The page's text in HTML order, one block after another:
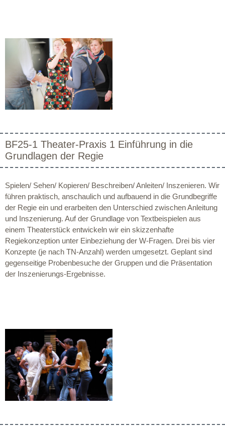
BF25-1 Theater-Praxis 1 Einführung in die
Grundlagen der Regie
Spielen/ Sehen/ Kopieren/ Beschreiben/ Anleiten/ Inszenieren. Wir
führen praktisch, anschaulich und aufbauend in die Grundbegriffe
der Regie ein und erarbeiten den Unterschied zwischen Anleitung
und Inszenierung. Auf der Grundlage von Textbeispielen aus
einem Theaterstück entwickeln wir ein skizzenhafte
Regiekonzeption unter Einbeziehung der W-Fragen. Drei bis vier
Konzepte (je nach TN-Anzahl) werden umgesetzt. Geplant sind
gegenseitige Probenbesuche der Gruppen und die Präsentation
der Inszenierungs-Ergebnisse.